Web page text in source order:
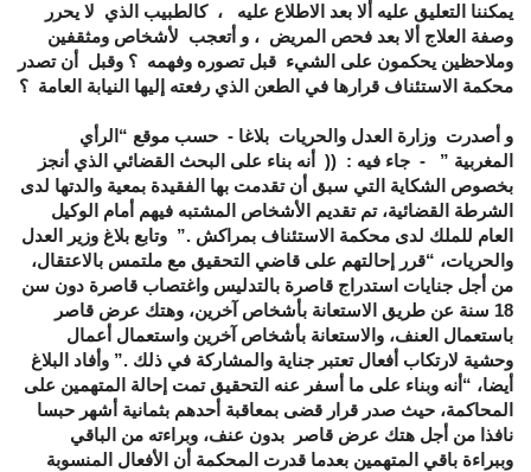
يمكننا التعليق عليه ألا بعد الاطلاع عليه ، كالطبيب الذي لا يحرر
وصفة العلاج ألا بعد فحص المريض ، و أتعجب لأشخاص ومثقفين
وملاحظين يحكمون على الشيء قبل تصوره وفهمه ؟ وقبل أن تصدر
محكمة الاستئناف قرارها في الطعن الذي رفعته إليها النيابة العامة ؟
و أصدرت وزارة العدل والحريات بلاغا - حسب موقع “الرأي
المغربية ” - جاء فيه : (( أنه بناء على البحث القضائي الذي أنجز
بخصوص الشكاية التي سبق أن تقدمت بها الفقيدة بمعية والدتها لدى
الشرطة القضائية، تم تقديم الأشخاص المشتبه فيهم أمام الوكيل
العام للملك لدى محكمة الاستئناف بمراكش ”. وتابع بلاغ وزير العدل
والحريات، “قرر إحالتهم على قاضي التحقيق مع ملتمس بالاعتقال،
من أجل جنايات استدراج قاصرة بالتدليس واغتصاب قاصرة دون سن
18 سنة عن طريق الاستعانة بأشخاص آخرين، وهتك عرض قاصر
باستعمال العنف، والاستعانة بأشخاص آخرين واستعمال أعمال
وحشية لارتكاب أفعال تعتبر جناية والمشاركة في ذلك ”. وأفاد البلاغ
أيضا، “أنه وبناء على ما أسفر عنه التحقيق تمت إحالة المتهمين على
المحاكمة، حيث صدر قرار قضى بمعاقبة أحدهم بثمانية أشهر حبسا
نافذا من أجل هتك عرض قاصر بدون عنف، وبراءته من الباقي
وببراءة باقي المتهمين بعدما قدرت المحكمة أن الأفعال المنسوبة